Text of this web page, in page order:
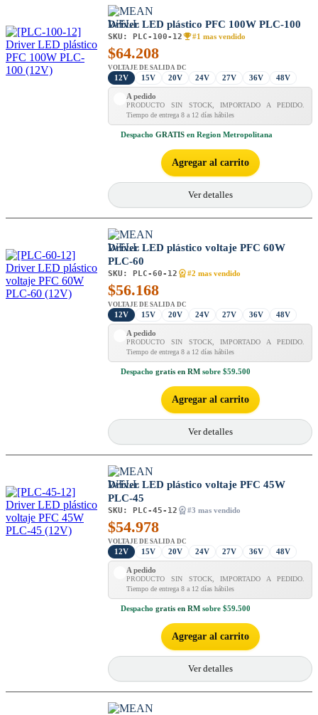
Driver LED plástico PFC 100W PLC-100
SKU: PLC-100-12 #1 mas vendido
$64.208
VOLTAJE DE SALIDA DC
12V 15V 20V 24V 27V 36V 48V
A pedido
PRODUCTO SIN STOCK, IMPORTADO A PEDIDO.
Tiempo de entrega 8 a 12 días hábiles
Despacho GRATIS en Region Metropolitana
Agregar al carrito
Ver detalles
Driver LED plástico voltaje PFC 60W
PLC-60
SKU: PLC-60-12 #2 mas vendido
$56.168
VOLTAJE DE SALIDA DC
12V 15V 20V 24V 27V 36V 48V
A pedido
PRODUCTO SIN STOCK, IMPORTADO A PEDIDO.
Tiempo de entrega 8 a 12 días hábiles
Despacho gratis en RM sobre $59.500
Agregar al carrito
Ver detalles
Driver LED plástico voltaje PFC 45W
PLC-45
SKU: PLC-45-12 #3 mas vendido
$54.978
VOLTAJE DE SALIDA DC
12V 15V 20V 24V 27V 36V 48V
A pedido
PRODUCTO SIN STOCK, IMPORTADO A PEDIDO.
Tiempo de entrega 8 a 12 días hábiles
Despacho gratis en RM sobre $59.500
Agregar al carrito
Ver detalles